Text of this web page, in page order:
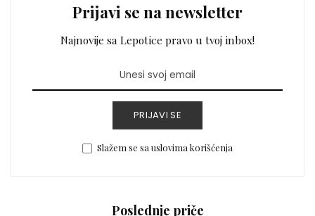
Prijavi se na newsletter
Najnovije sa Lepotice pravo u tvoj inbox!
PRIJAVI SE
Slažem se sa uslovima korišćenja
Poslednje priče